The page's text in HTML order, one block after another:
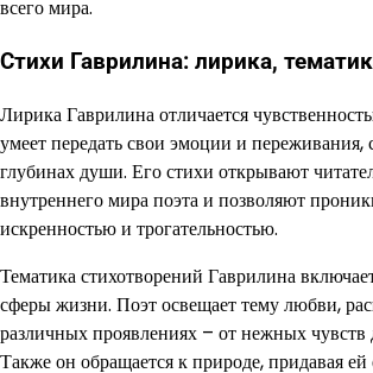
всего мира.
Стихи Гаврилина: лирика,
Лирика Гаврилина отличается
умеет передать свои эмоции и переживания,
глубинах души. Его стихи открывают
внутреннего мира поэта и позволяют
искренностью и трогательностью.
Тематика стихотворений Гаврилина
сферы жизни. Поэт освещает тему любви,
различных проявлениях – от нежных чувств
Также он обращается к природе, придавая